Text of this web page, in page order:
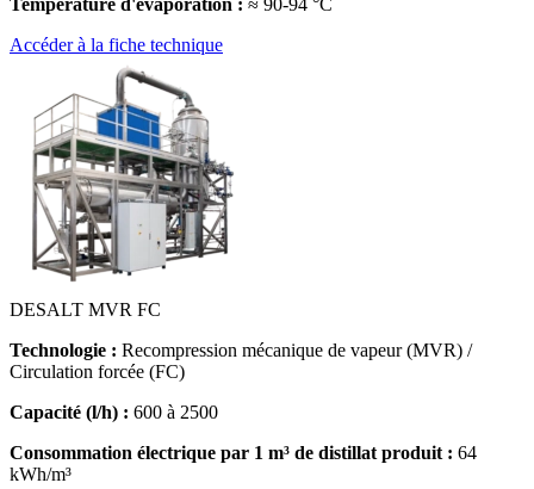
Accéder à la fiche technique
DESALT MVR FC
Technologie : Recompression mécanique de vapeur (MVR) /
Circulation forcée (FC)
Capacité (l/h) : 600 à 2500
Consommation électrique par 1 m³ de distillat produit : 64
kWh/m³